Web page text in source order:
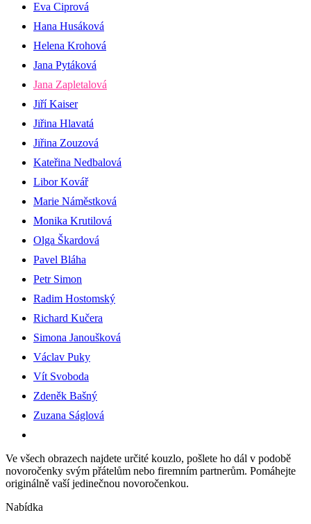
Eva Ciprová
Hana Husáková
Helena Krohová
Jana Pytáková
Jana Zapletalová
Jiří Kaiser
Jiřina Hlavatá
Jiřina Zouzová
Kateřina Nedbalová
Libor Kovář
Marie Náměstková
Monika Krutilová
Olga Škardová
Pavel Bláha
Petr Simon
Radim Hostomský
Richard Kučera
Simona Janoušková
Václav Puky
Vít Svoboda
Zdeněk Bašný
Zuzana Ságlová
Ve všech obrazech najdete určité kouzlo, pošlete ho dál v podobě
novoročenky svým přátelům nebo firemním partnerům. Pomáhejte
originálně vaší jedinečnou novoročenkou.
Nabídka